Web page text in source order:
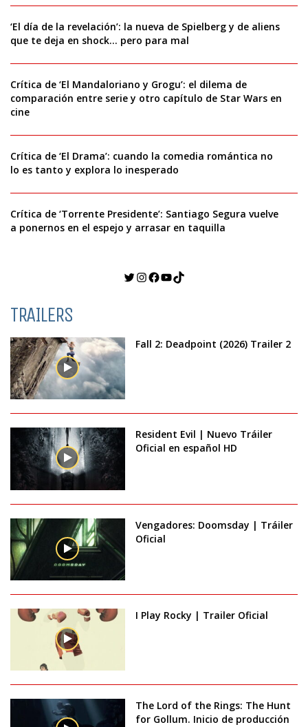
‘El día de la revelación’: la nueva de Spielberg y de aliens
que te deja en shock… pero para mal
Crítica de ‘El Mandaloriano y Grogu’: el dilema de
comparación entre serie y otro capítulo de Star Wars en
cine
Crítica de ‘El Drama’: cuando la comedia romántica no
lo es tanto y explora lo inesperado
Crítica de ‘Torrente Presidente’: Santiago Segura vuelve
a ponernos en el espejo y arrasar en taquilla
Twitter
Instagram
Facebook
YouTube
TikTok
TRAILERS
Fall 2: Deadpoint (2026) Trailer 2
Resident Evil | Nuevo Tráiler
Oficial en español HD
Vengadores: Doomsday | Tráiler
Oficial
I Play Rocky | Trailer Oficial
The Lord of the Rings: The Hunt
for Gollum. Inicio de producción